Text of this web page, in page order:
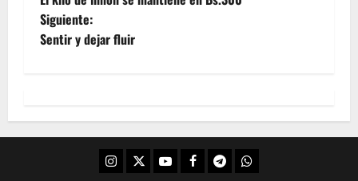
Siguiente:
Sentir y dejar fluir